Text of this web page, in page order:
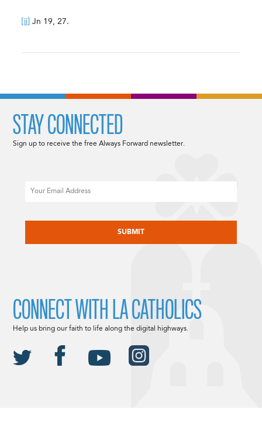
[ii] Jn 19, 27.
STAY CONNECTED
Sign up to receive the free Always Forward newsletter.
CONNECT WITH LA CATHOLICS
Help us bring our faith to life along the digital highways.